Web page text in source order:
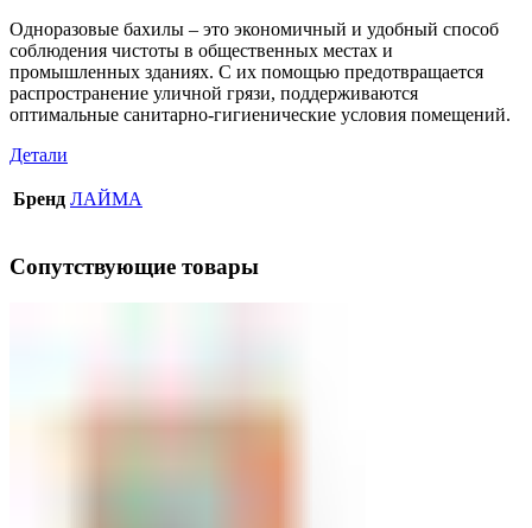
Одноразовые бахилы – это экономичный и удобный способ
соблюдения чистоты в общественных местах и
промышленных зданиях. С их помощью предотвращается
распространение уличной грязи, поддерживаются
оптимальные санитарно-гигиенические условия помещений.
Детали
Бренд ЛАЙМА
Сопутствующие товары